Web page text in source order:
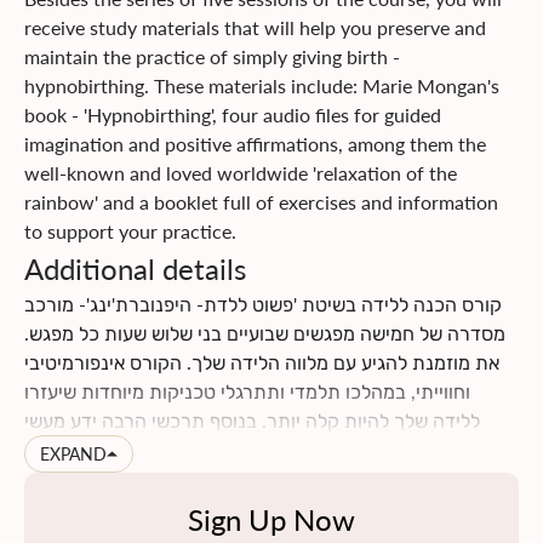
communication skills with each other, with your baby, and
with the medical staff.
Click hereto read more about the course content
Click
here to find information on insurance returns
receive study materials that will help you preserve and
maintain the practice of simply giving birth -
hypnobirthing. These materials include: Marie Mongan's
book - 'Hypnobirthing', four audio files for guided
imagination and positive affirmations, among them the
well-known and loved worldwide 'relaxation of the
rainbow' and a booklet full of exercises and information
to support your practice.
Additional details
קורס הכנה ללידה בשיטת 'פשוט ללדת- היפנוברת'ינג'- מורכב
מסדרה של חמישה מפגשים שבועיים בני שלוש שעות כל מפגש.
את מוזמנת להגיע עם מלווה הלידה שלך. הקורס אינפורמיטיבי
וחווייתי, במהלכו תלמדי ותתרגלי טכניקות מיוחדות שיעזרו
ללידה שלך להיות קלה יותר. בנוסף תרכשי הרבה ידע מעשי
וטיפים לתקופת ההריון והלידה. תינתן לך ההזדמנות לעבור
תהליך מהנה של הבאת מודעות עצמית לגוף ולנפש שלך, תגלי
כמה הם מושפעים אחד מהשני, וכמה הם יכולים לתרום ולתמוך
בלידה עדינה כאשר לומדים להרפות אותם. את ומלווה הלידה
EXPAND
Sign Up Now